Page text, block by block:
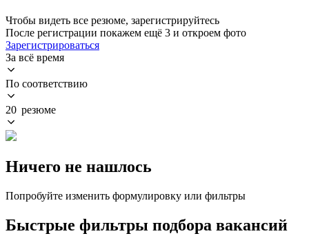
Чтобы видеть все резюме, зарегистрируйтесь
После регистрации покажем ещё 3 и откроем фото
Зарегистрироваться
За всё время
По соответствию
20 резюме
Ничего не нашлось
Попробуйте изменить формулировку или фильтры
Быстрые фильтры подбора вакансий